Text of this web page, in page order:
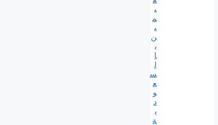
ي
م
ي
ن
ب
ا
ل
س
ع
و
د
ي
ة